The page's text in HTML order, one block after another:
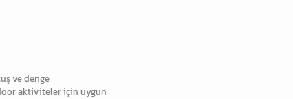
ve denge
aktiviteler için uygun